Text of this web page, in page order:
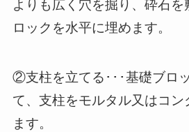
よりも広く穴を掘り、砕石
ロックを水平に埋めます。
②支柱を立てる･･･基礎ブロ
て、支柱をモルタル又はコン
ます。